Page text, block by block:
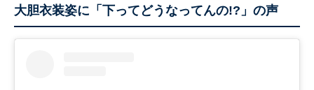
大胆衣装姿に「下ってどうなってんの!?」の声